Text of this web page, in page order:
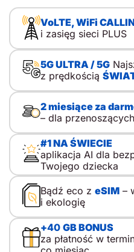
VoLTE, WiFi
i zasięg sieci PLUS
5G ULTRA / 5G
z prędkością
2 miesiące za
– dla
#1 NA ŚWIECIE
aplikacja AI dla
Twojego dziecka
Bądź eco z eSIM–
i ekologię
+40 GB BONUS
za płatność w